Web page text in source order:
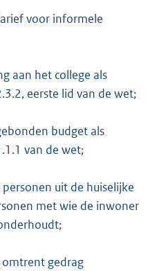
voor informele
aan het college als
eerste lid van de wet;
budget als
van de wet;
personen uit de huiselijke
met wie de inwoner
gedrag